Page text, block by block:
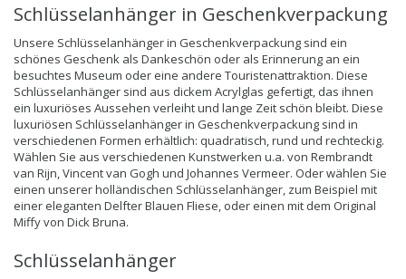
Schlüsselanhänger in Geschenkverpackung
Unsere Schlüsselanhänger in Geschenkverpackung sind ein
schönes Geschenk als Dankeschön oder als Erinnerung an ein
besuchtes Museum oder eine andere Touristenattraktion. Diese
Schlüsselanhänger sind aus dickem Acrylglas gefertigt, das ihnen
ein luxuriöses Aussehen verleiht und lange Zeit schön bleibt. Diese
luxuriösen Schlüsselanhänger in Geschenkverpackung sind in
verschiedenen Formen erhältlich: quadratisch, rund und rechteckig.
Wählen Sie aus verschiedenen Kunstwerken u.a. von Rembrandt
van Rijn, Vincent van Gogh und Johannes Vermeer. Oder wählen Sie
einen unserer holländischen Schlüsselanhänger, zum Beispiel mit
einer eleganten Delfter Blauen Fliese, oder einen mit dem Original
Miffy von Dick Bruna.
Schlüsselanhänger